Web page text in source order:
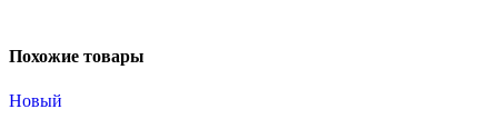
Похожие товары
Новый